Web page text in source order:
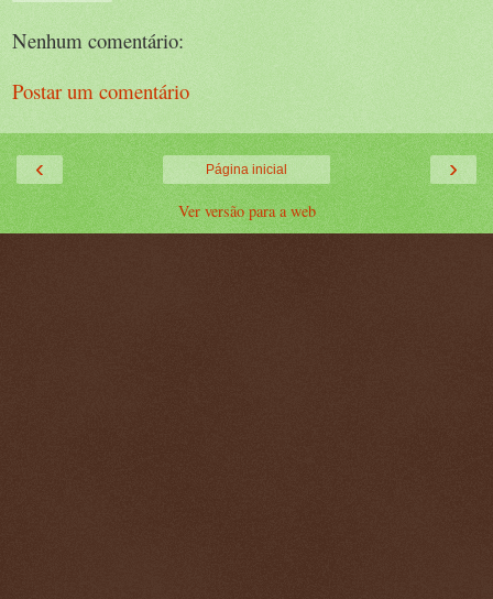
Nenhum comentário:
Postar um comentário
‹ ›
Página inicial
Ver versão para a web